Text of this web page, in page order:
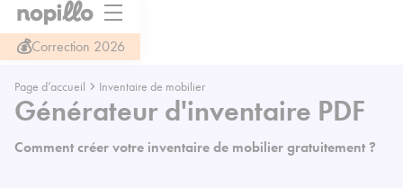
💰Correction 2026
Page d’accueil Inventaire de mobilier
Générateur d'inventaire PDF
Comment créer votre inventaire de mobilier gratuitement ?